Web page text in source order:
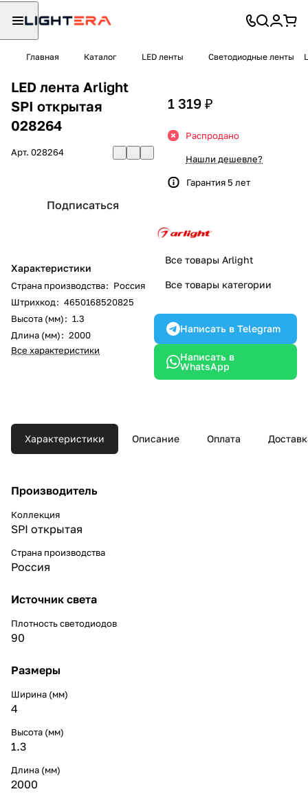
Главная Каталог LED ленты Светодиодные ленты
LED лента Arlight
SPI открытая
028264
Арт. 028264
Подписаться
Характеристики
Страна производства: Россия
Штрихкод: 4650168520825
Высота (мм): 1.3
Длина (мм): 2000
Все характеристики
1 319 ₽
Распродано
Нашли дешевле?
Гарантия 5 лет
Все товары Arlight
Все товары категории
Написать в Telegram
Написать в
WhatsApp
Характеристики Описание Оплата
Производитель
Коллекция
SPI открытая
Страна производства
Россия
Источник света
Плотность светодиодов
90
Размеры
Ширина (мм)
4
Высота (мм)
1.3
Длина (мм)
2000